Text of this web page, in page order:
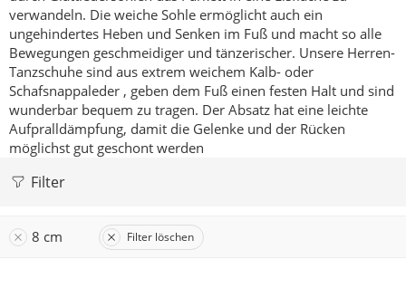
verwandeln. Die weiche Sohle ermöglicht auch ein
ungehindertes Heben und Senken im Fuß und macht so alle
Bewegungen geschmeidiger und tänzerischer. Unsere Herren-
Tanzschuhe sind aus extrem weichem Kalb- oder
Schafsnappaleder , geben dem Fuß einen festen Halt und sind
wunderbar bequem zu tragen. Der Absatz hat eine leichte
Aufpralldämpfung, damit die Gelenke und der Rücken
möglichst gut geschont werden
Filter
8 cm Filter löschen